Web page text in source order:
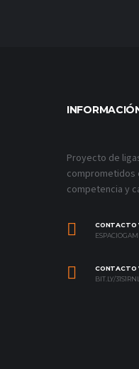
Proyecto de
comprometidos
competencia y
CONTACTO
CONTACTO
BIT.LY/31S1RNL